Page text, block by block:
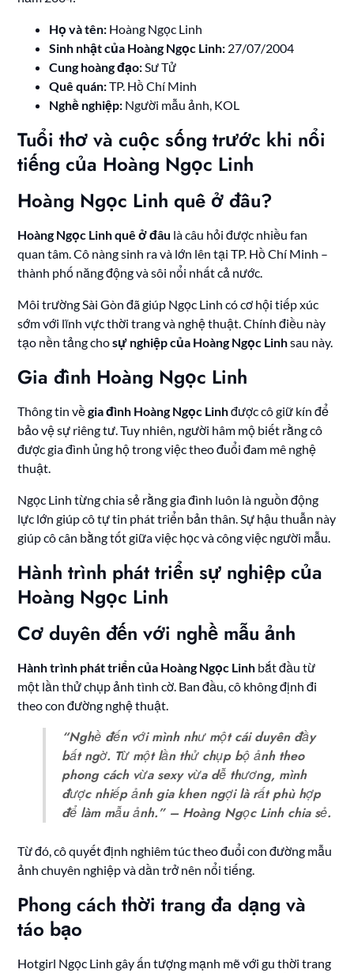
Họ và tên: Hoàng Ngọc Linh
Sinh nhật của Hoàng Ngọc Linh: 27/07/2004
Cung hoàng đạo: Sư Tử
Quê quán:TP. Hồ Chí Minh
Nghề nghiệp: Người mẫu ảnh, KOL
Tuổi thơ và cuộc sống trước khi nổi
tiếng của Hoàng Ngọc Linh
Hoàng Ngọc Linh quê ở đâu?
Hoàng Ngọc Linh quê ở đâu là câu hỏi được nhiều fan
quan tâm. Cô nàng sinh ra và lớn lên tại TP. Hồ Chí Minh –
thành phố năng động và sôi nổi nhất cả nước.
Môi trường Sài Gòn đã giúp Ngọc Linh có cơ hội tiếp xúc
sớm với lĩnh vực thời trang và nghệ thuật. Chính điều này
tạo nền tảng chosự nghiệp của Hoàng Ngọc Linhsau này.
Gia đình Hoàng Ngọc Linh
Thông tin vềgia đình Hoàng Ngọc Linhđược cô giữ kín để
bảo vệ sự riêng tư. Tuy nhiên, người hâm mộ biết rằng cô
được gia đình ủng hộ trong việc theo đuổi đam mê nghệ
thuật.
Ngọc Linh từng chia sẻ rằng gia đình luôn là nguồn động
lực lớn giúp cô tự tin phát triển bản thân. Sự hậu thuẫn này
giúp cô cân bằng tốt giữa việc học và công việc người mẫu.
Hành trình phát triển sự nghiệp của
Hoàng Ngọc Linh
Cơ duyên đến với nghề mẫu ảnh
Hành trình phát triển của Hoàng Ngọc Linh bắt đầu từ
một lần thử chụp ảnh tình cờ. Ban đầu, cô không định đi
theo con đường nghệ thuật.
“Nghề đến với mình như một cái duyên đầy
bất ngờ. Từ một lần thử chụp bộ ảnh theo
phong cách vừa sexy vừa dễ thương, mình
được nhiếp ảnh gia khen ngợi là rất phù hợp
để làm mẫu ảnh.” – Hoàng Ngọc Linh chia sẻ.
Từ đó, cô quyết định nghiêm túc theo đuổi con đường mẫu
ảnh chuyên nghiệp và dần trở nên nổi tiếng.
Phong cách thời trang đa dạng và
táo bạo
Hotgirl Ngọc Linh gây ấn tượng mạnh mẽ với gu thời trang